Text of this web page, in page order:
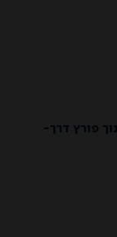
פורץ דרך-